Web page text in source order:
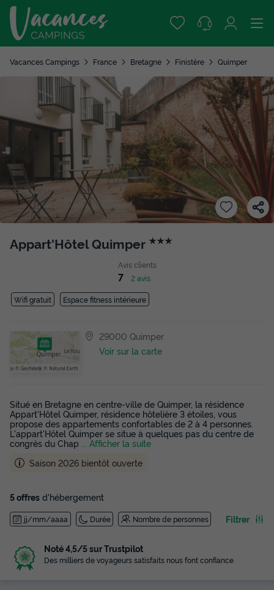
Vacances Campings France Bretagne Finistère Quimper
Appart'Hôtel Quimper ★★★
Avis clients
7 2 avis
Wifi gratuit Espace fitness intérieure
29000 Quimper
Voir sur la carte
Situé en Bretagne en centre-ville de Quimper, la résidence
Appart'Hôtel Quimper, résidence hôtelière 3 étoiles, vous
propose des appartements confortables de 2 à 4 personnes.
L'appart'Hôtel Quimper se situe à quelques pas du centre de
congrès du Chap
... Afficher la suite
Saison 2026 bientôt ouverte
5 offres d'hébergement
jj/mm/aaaa Durée Nombre de personnes Filtrer
Noté 4,5/5 sur Trustpilot
Des milliers de voyageurs satisfaits nous font confiance